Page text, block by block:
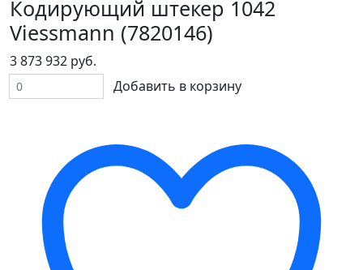
Кодирующий штекер 1042
Viessmann (7820146)
3 873 932 руб.
Добавить в корзину